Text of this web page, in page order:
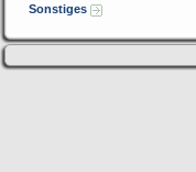
Sonstiges